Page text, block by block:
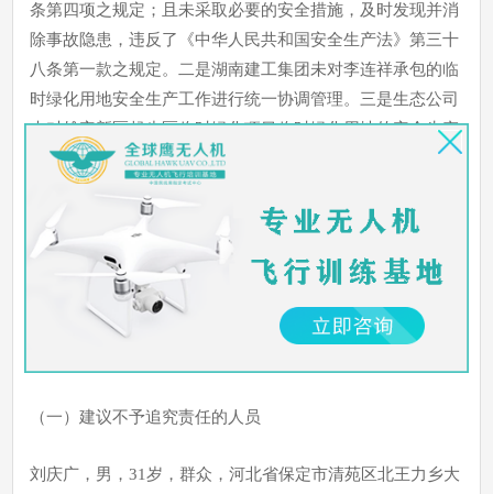
条第四项之规定；且未采取必要的安全措施，及时发现并消
除事故隐患，违反了《中华人民共和国安全生产法》第三十
八条第一款之规定。二是湖南建工集团未对李连祥承包的临
时绿化用地安全生产工作进行统一协调管理。三是生态公司
未对雄安新区起步区临时绿化项目临时绿化用地的安全生产
工作进行统一协调管理。四是大王镇政府未落实属地监管职
责，对临时绿化用地的安全监管工作不到位。
（三）事故性质
这是一起因违章冒险作业而引起的一般生产安全责任事故。
（一）建议不予追究责任的人员
刘庆广，男，31岁，群众，河北省保定市清苑区北王力乡大